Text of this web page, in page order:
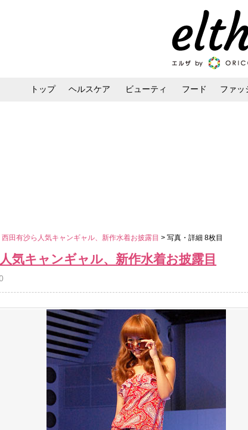
トップ ヘルスケア ビューティ フード ファッ
西田有沙ら人気キャンギャル、新作水着お披露目 > 写真・詳細 8枚目
気キャンギャル、新作水着お披露目